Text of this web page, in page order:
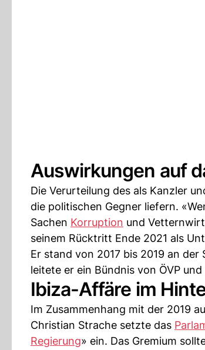
Auswirkungen auf
Die Verurteilung des als Kanzler
die politischen Gegner liefern.
Sachen Korruption und
seinem Rücktritt Ende 2021 als
Er stand von 2017 bis 2019 an
leitete er ein Bündnis von ÖVP und
Ibiza-Affäre im
Im Zusammenhang mit der 2019
Christian Strache setzte das
Regierung» ein. Das Gremium